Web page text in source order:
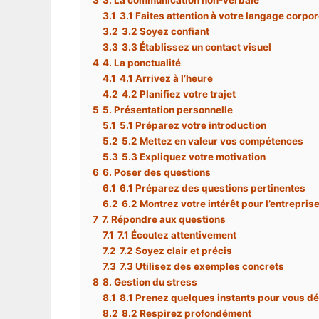
3.1 3.1 Faites attention à votre langage
3.2 3.2 Soyez confiant
3.3 3.3 Établissez un contact visuel
4 4. La ponctualité
4.1 4.1 Arrivez à l’heure
4.2 4.2 Planifiez votre trajet
5 5. Présentation personnelle
5.1 5.1 Préparez votre introduction
5.2 5.2 Mettez en valeur vos compétences
5.3 5.3 Expliquez votre motivation
6 6. Poser des questions
6.1 6.1 Préparez des questions pertinentes
6.2 6.2 Montrez votre intérêt pour l’entreprise
7 7. Répondre aux questions
7.1 7.1 Écoutez attentivement
7.2 7.2 Soyez clair et précis
7.3 7.3 Utilisez des exemples concrets
8 8. Gestion du stress
8.1 8.1 Prenez quelques instants pour vous
8.2 8.2 Respirez profondément